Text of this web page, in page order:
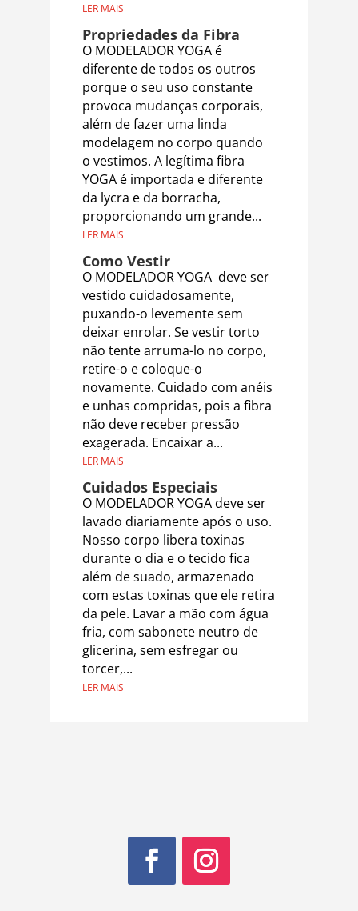
LER MAIS
Propriedades da Fibra
O MODELADOR YOGA é
diferente de todos os outros
porque o seu uso constante
provoca mudanças corporais,
além de fazer uma linda
modelagem no corpo quando
o vestimos. A legítima fibra
YOGA é importada e diferente
da lycra e da borracha,
proporcionando um grande...
LER MAIS
Como Vestir
O MODELADOR YOGA deve ser
vestido cuidadosamente,
puxando-o levemente sem
deixar enrolar. Se vestir torto
não tente arruma-lo no corpo,
retire-o e coloque-o
novamente. Cuidado com anéis
e unhas compridas, pois a fibra
não deve receber pressão
exagerada. Encaixar a...
LER MAIS
Cuidados Especiais
O MODELADOR YOGA deve ser
lavado diariamente após o uso.
Nosso corpo libera toxinas
durante o dia e o tecido fica
além de suado, armazenado
com estas toxinas que ele retira
da pele. Lavar a mão com água
fria, com sabonete neutro de
glicerina, sem esfregar ou
torcer,...
LER MAIS